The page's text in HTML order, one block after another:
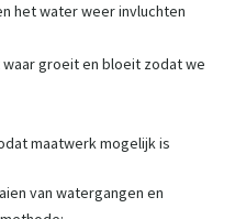
het water weer invluchten
groeit en bloeit zodat we
maatwerk mogelijk is
van watergangen en